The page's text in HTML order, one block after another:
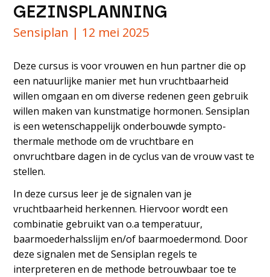
GEZINSPLANNING
Sensiplan | 12 mei 2025
Deze cursus is voor vrouwen en hun partner die op
een natuurlijke manier met hun vruchtbaarheid
willen omgaan en om diverse redenen geen gebruik
willen maken van kunstmatige hormonen. Sensiplan
is een wetenschappelijk onderbouwde sympto-
thermale methode om de vruchtbare en
onvruchtbare dagen in de cyclus van de vrouw vast te
stellen.
In deze cursus leer je de signalen van je
vruchtbaarheid herkennen. Hiervoor wordt een
combinatie gebruikt van o.a temperatuur,
baarmoederhalsslijm en/of baarmoedermond. Door
deze signalen met de Sensiplan regels te
interpreteren en de methode betrouwbaar toe te